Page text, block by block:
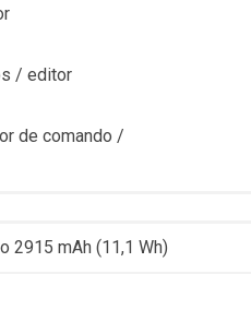
/ editor
de comando /
2915 mAh (11,1 Wh)